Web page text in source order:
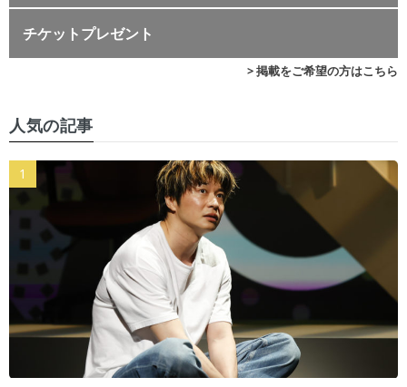
チケットプレゼント
> 掲載をご希望の方はこちら
人気の記事